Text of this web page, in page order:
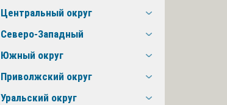
Центральный округ
Северо-Западный
Южный округ
Приволжский округ
Уральский округ